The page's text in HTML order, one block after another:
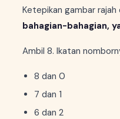
Ketepikan gambar
bahagian-bahagian,
Ambil 8. Ikatan
8 dan 0
7 dan 1
6 dan 2